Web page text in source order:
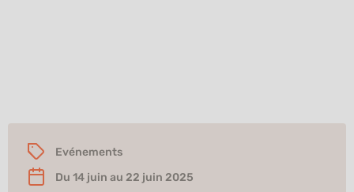
Evénements
Du 14 juin au 22 juin 2025